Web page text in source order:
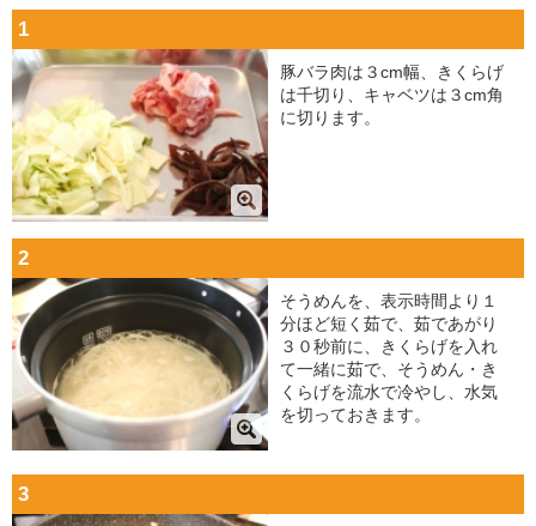
1
豚バラ肉は３cm幅、きくらげ
は千切り、キャベツは３cm角
に切ります。
2
そうめんを、表示時間より１
分ほど短く茹で、茹であがり
３０秒前に、きくらげを入れ
て一緒に茹で、そうめん・き
くらげを流水で冷やし、水気
を切っておきます。
3